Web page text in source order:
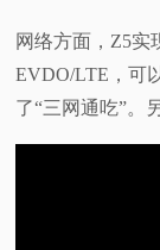
网络方面，Z5实
EVDO/LTE，可
了“三网通吃”。